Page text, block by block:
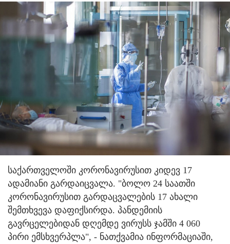
საქართველოში კორონავირუსით კიდევ 17
ადამიანი გარდაიცვალა. "ბოლო 24 საათში
კორონავირუსით გარდაცვალების 17 ახალი
შემთხვევა დაფიქსირდა. პანდემიის
გავრცელებიდან დღემდე ვირუსს ჯამში 4 060
პირი ემსხვერპლა", - ნათქვამია ინფორმაციაში,